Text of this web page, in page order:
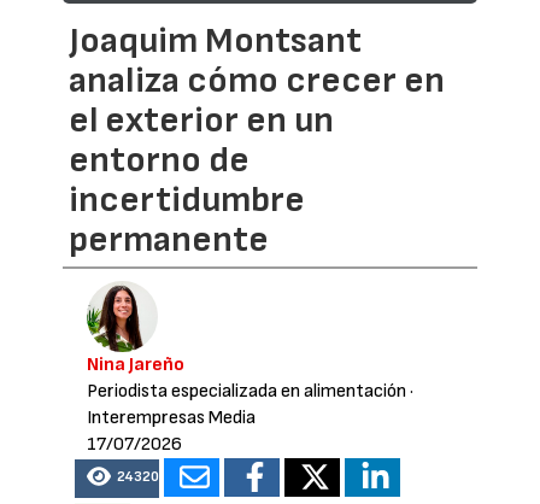
Joaquim Montsant
analiza cómo crecer en
el exterior en un
entorno de
incertidumbre
permanente
Nina Jareño
Periodista especializada en alimentación ·
Interempresas Media
17/07/2026
24320